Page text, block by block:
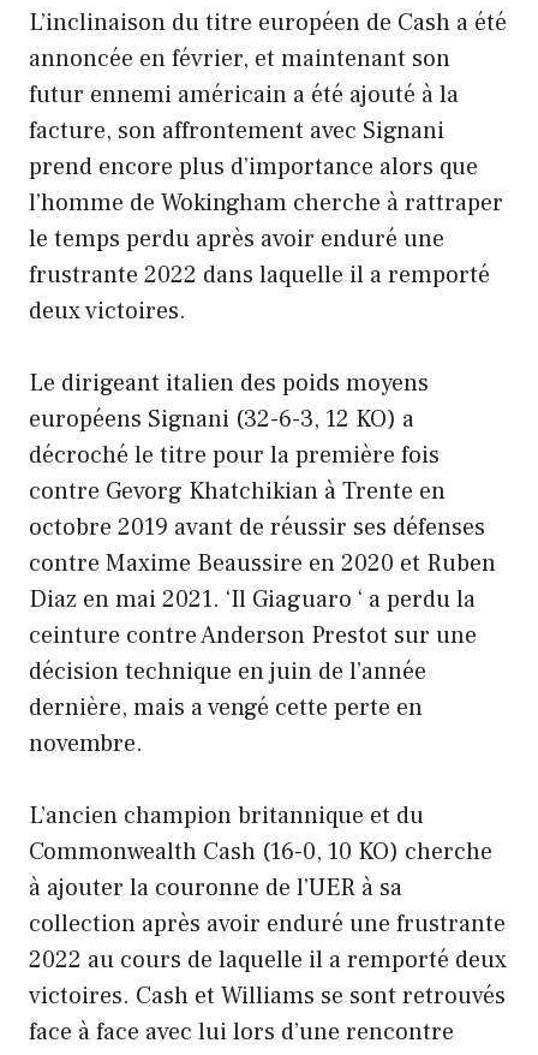
L’inclinaison du titre européen de Cash a été
annoncée en février, et maintenant son
futur ennemi américain a été ajouté à la
facture, son affrontement avec Signani
prend encore plus d’importance alors que
l’homme de Wokingham cherche à rattraper
le temps perdu après avoir enduré une
frustrante 2022 dans laquelle il a remporté
deux victoires.
Le dirigeant italien des poids moyens
européens Signani (32-6-3, 12 KO) a
décroché le titre pour la première fois
contre Gevorg Khatchikian à Trente en
octobre 2019 avant de réussir ses défenses
contre Maxime Beaussire en 2020 et Ruben
Diaz en mai 2021. ‘Il Giaguaro ‘ a perdu la
ceinture contre Anderson Prestot sur une
décision technique en juin de l’année
dernière, mais a vengé cette perte en
novembre.
L’ancien champion britannique et du
Commonwealth Cash (16-0, 10 KO) cherche
à ajouter la couronne de l’UER à sa
collection après avoir enduré une frustrante
2022 au cours de laquelle il a remporté deux
victoires. Cash et Williams se sont retrouvés
face à face avec lui lors d’une rencontre